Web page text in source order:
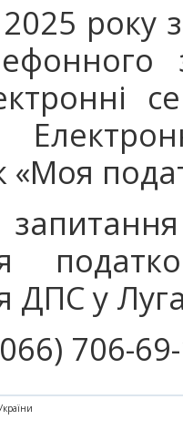
року
«Моя
ДПС у
706-